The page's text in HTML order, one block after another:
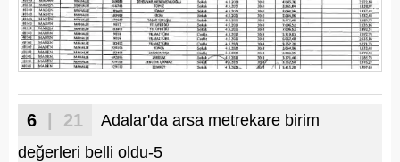
6 | 21
Adalar'da arsa metrekare birim
değerleri belli oldu-5